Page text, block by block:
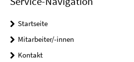
Startseite
Mitarbeiter/-innen
Kontakt